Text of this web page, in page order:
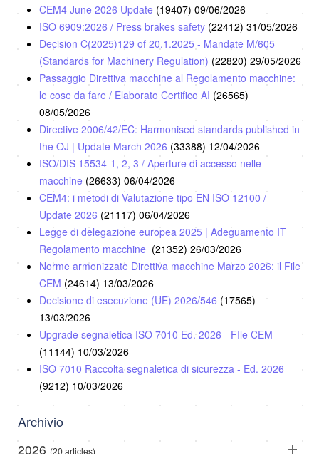
CEM4 June 2026 Update (19407) 09/06/2026
ISO 6909:2026 / Press brakes safety (22412) 31/05/2026
Decision C(2025)129 of 20.1.2025 - Mandate M/605
(Standards for Machinery Regulation) (22820) 29/05/2026
Passaggio Direttiva macchine al Regolamento macchine:
le cose da fare / Elaborato Certifico AI (26565)
08/05/2026
Directive 2006/42/EC: Harmonised standards published in
the OJ | Update March 2026 (33388) 12/04/2026
ISO/DIS 15534-1, 2, 3 / Aperture di accesso nelle
macchine (26633) 06/04/2026
CEM4: i metodi di Valutazione tipo EN ISO 12100 /
Update 2026 (21117) 06/04/2026
Legge di delegazione europea 2025 | Adeguamento IT
Regolamento macchine (21352) 26/03/2026
Norme armonizzate Direttiva macchine Marzo 2026: il File
CEM (24614) 13/03/2026
Decisione di esecuzione (UE) 2026/546 (17565)
13/03/2026
Upgrade segnaletica ISO 7010 Ed. 2026 - FIle CEM
(11144) 10/03/2026
ISO 7010 Raccolta segnaletica di sicurezza - Ed. 2026
(9212) 10/03/2026
Archivio
2026 (20 articles)